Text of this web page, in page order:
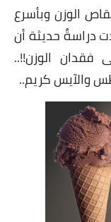
الوزن وبأسرع
دراسةٌ حديثة أن
فقدان الوزن!!..
والآيس كريم..